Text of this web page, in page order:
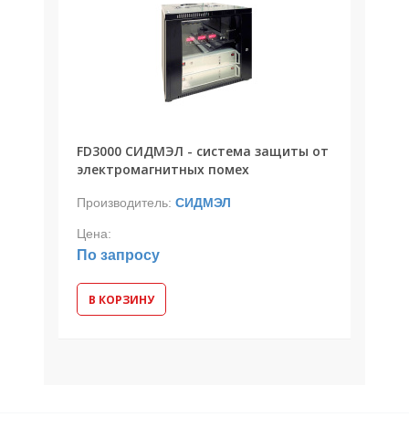
FD3000 СИДМЭЛ - система защиты от
электромагнитных помех
Производитель: СИДМЭЛ
Цена:
По запросу
В КОРЗИНУ